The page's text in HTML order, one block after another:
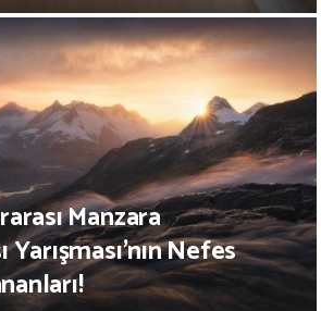
Manzara
Nefes